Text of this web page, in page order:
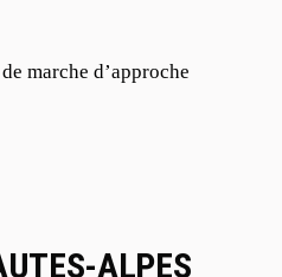
marche d’approche
ALPES